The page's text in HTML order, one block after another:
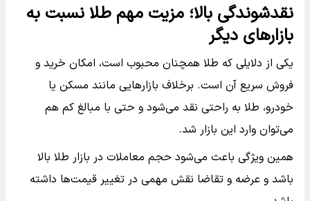
نقدشوندگی بالا؛ مزیت مهم طلا نسبت به
بازارهای دیگر
یکی از دلایلی که طلا همچنان محبوب است، امکان خرید و
فروش سریع آن است. برخلاف بازارهایی مانند مسکن یا
خودرو، طلا به راحتی نقد می‌شود و حتی با مبالغ کم هم
می‌توان وارد این بازار شد.
همین ویژگی باعث می‌شود حجم معاملات در بازار طلا بالا
باشد و عرضه و تقاضا نقش مهمی در تغییر قیمت‌ها داشته